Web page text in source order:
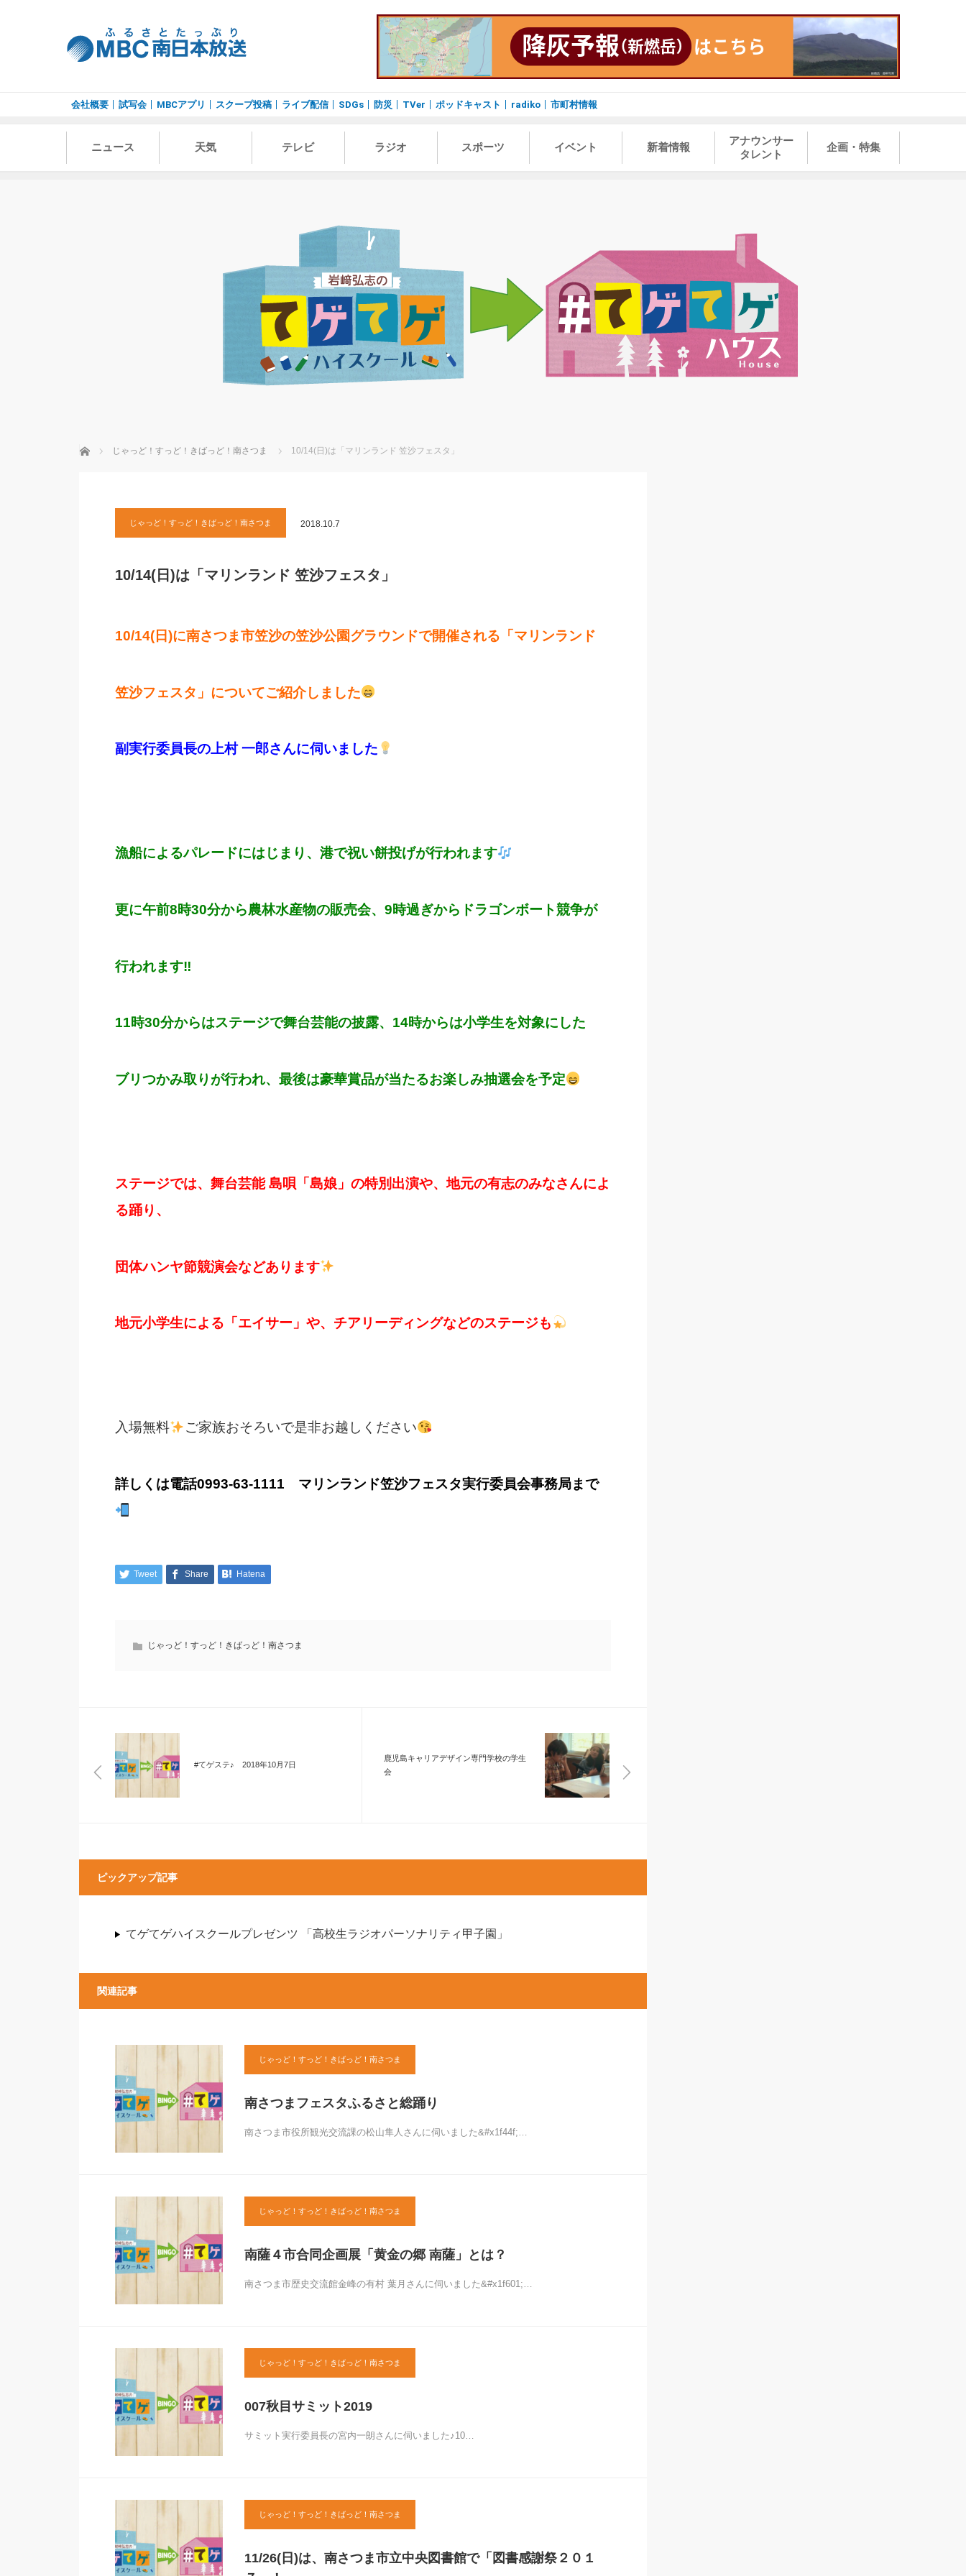
会社概要 試写会 MBCアプリ スクープ投稿 ライブ配信 SDGs 防災 TVer ポッドキャスト radiko 市町村情報
ニュース 天気 テレビ ラジオ スポーツ イベント 新着情報
アナウンサー
タレント
企画・特集
ホーム じゃっど！すっど！きばっど！南さつま 10/14(日)は「マリンランド 笠沙フェスタ」
じゃっど！すっど！きばっど！南さつま 2018.10.7
10/14(日)は「マリンランド 笠沙フェスタ」
10/14(日)に南さつま市笠沙の笠沙公園グラウンドで開催される「マリンランド
笠沙フェスタ」についてご紹介しました
副実行委員長の上村 一郎さんに伺いました
漁船によるパレードにはじまり、港で祝い餅投げが行われます
更に午前8時30分から農林水産物の販売会、9時過ぎからドラゴンボート競争が
行われます‼
11時30分からはステージで舞台芸能の披露、14時からは小学生を対象にした
ブリつかみ取りが行われ、最後は豪華賞品が当たるお楽しみ抽選会を予定
ステージでは、舞台芸能 島唄「島娘」の特別出演や、地元の有志のみなさんによ
る踊り、
団体ハンヤ節競演会などあります
地元小学生による「エイサー」や、チアリーディングなどのステージも
入場無料 ご家族おそろいで是非お越しください
詳しくは電話0993-63-1111 マリンランド笠沙フェスタ実行委員会事務局まで
Tweet Share Hatena
じゃっど！すっど！きばっど！南さつま
#てゲステ♪ 2018年10月7日
鹿児島キャリアデザイン専門学校の学生
会
ピックアップ記事
てゲてゲハイスクールプレゼンツ 「高校生ラジオパーソナリティ甲子園」
関連記事
じゃっど！すっど！きばっど！南さつま
南さつまフェスタふるさと総踊り
南さつま市役所観光交流課の松山隼人さんに伺いました&#x1f44f;…
じゃっど！すっど！きばっど！南さつま
南薩４市合同企画展「黄金の郷 南薩」とは？
南さつま市歴史交流館金峰の有村 葉月さんに伺いました&#x1f601;…
じゃっど！すっど！きばっど！南さつま
007秋目サミット2019
サミット実行委員長の宮内一朗さんに伺いました♪10…
じゃっど！すっど！きばっど！南さつま
11/26(日)は、南さつま市立中央図書館で「図書感謝祭２０１